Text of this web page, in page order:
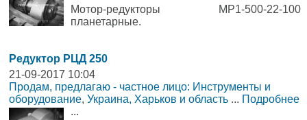
Мотор-редукторы МР1-500-22-100
планетарные.
Редуктор РЦД 250
21-09-2017 10:04
Продам, предлагаю - частное лицо: Инструменты и
оборудование, Украина, Харьков и область ... Подробнее
...